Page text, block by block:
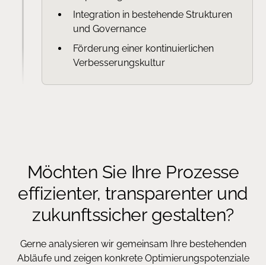
Integration in bestehende Strukturen
und Governance
Förderung einer kontinuierlichen
Verbesserungskultur
Möchten Sie Ihre Prozesse
effizienter, transparenter und
zukunftssicher gestalten?
Gerne analysieren wir gemeinsam Ihre bestehenden
Abläufe und zeigen konkrete Optimierungspotenziale